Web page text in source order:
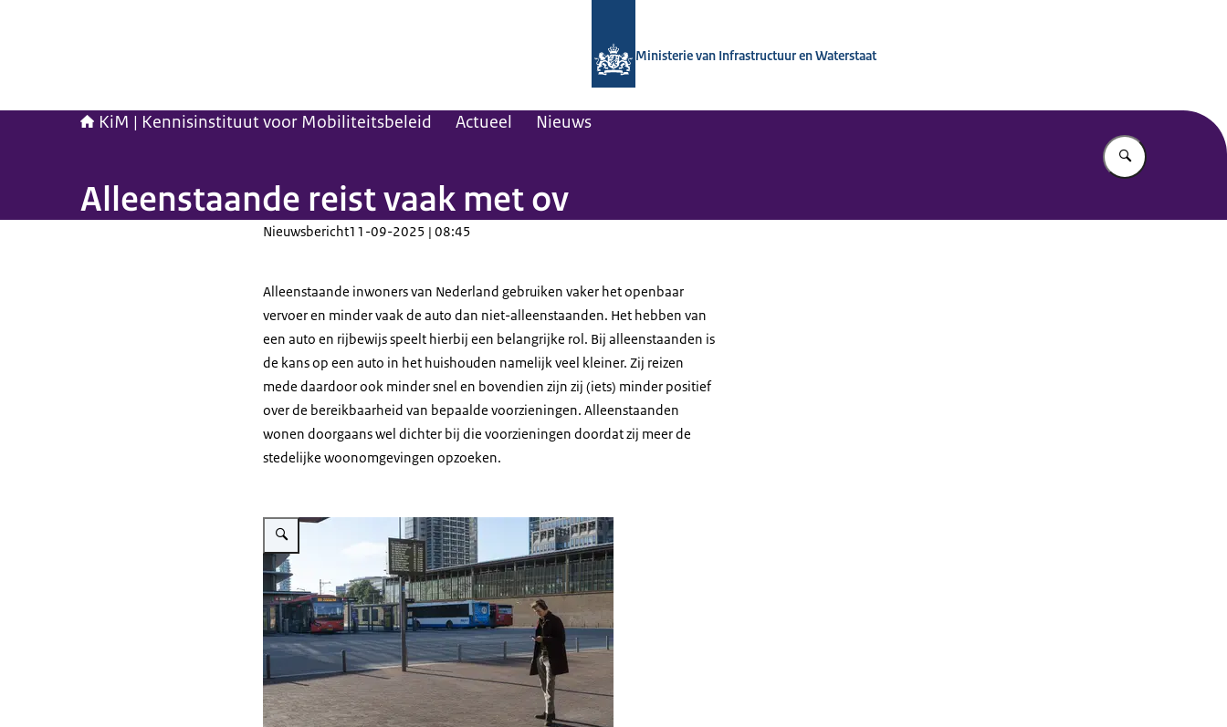
Ministerie van Infrastructuur en Waterstaat
KiM | Kennisinstituut voor Mobiliteitsbeleid Actueel Nieuws
Vul in wat u
Alleenstaande reist vaak met ov
Nieuwsbericht11-09-2025 | 08:45
Alleenstaande inwoners van Nederland gebruiken vaker het openbaar
vervoer en minder vaak de auto dan niet-alleenstaanden. Het hebben van
een auto en rijbewijs speelt hierbij een belangrijke rol. Bij alleenstaanden is
de kans op een auto in het huishouden namelijk veel kleiner. Zij reizen
mede daardoor ook minder snel en bovendien zijn zij (iets) minder positief
over de bereikbaarheid van bepaalde voorzieningen. Alleenstaanden
wonen doorgaans wel dichter bij die voorzieningen doordat zij meer de
stedelijke woonomgevingen opzoeken.
Vergroot afbeelding Man bij busstation